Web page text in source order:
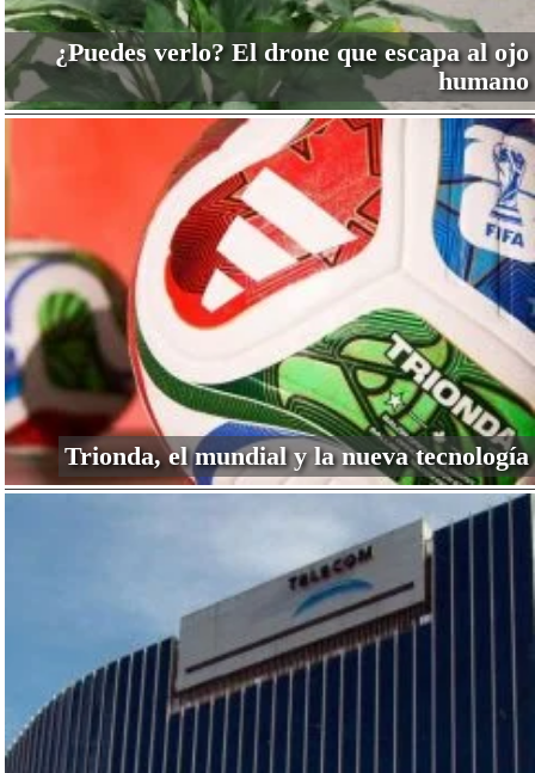
¿Puedes verlo? El drone que escapa al ojo
humano
Trionda, el mundial y la nueva tecnología